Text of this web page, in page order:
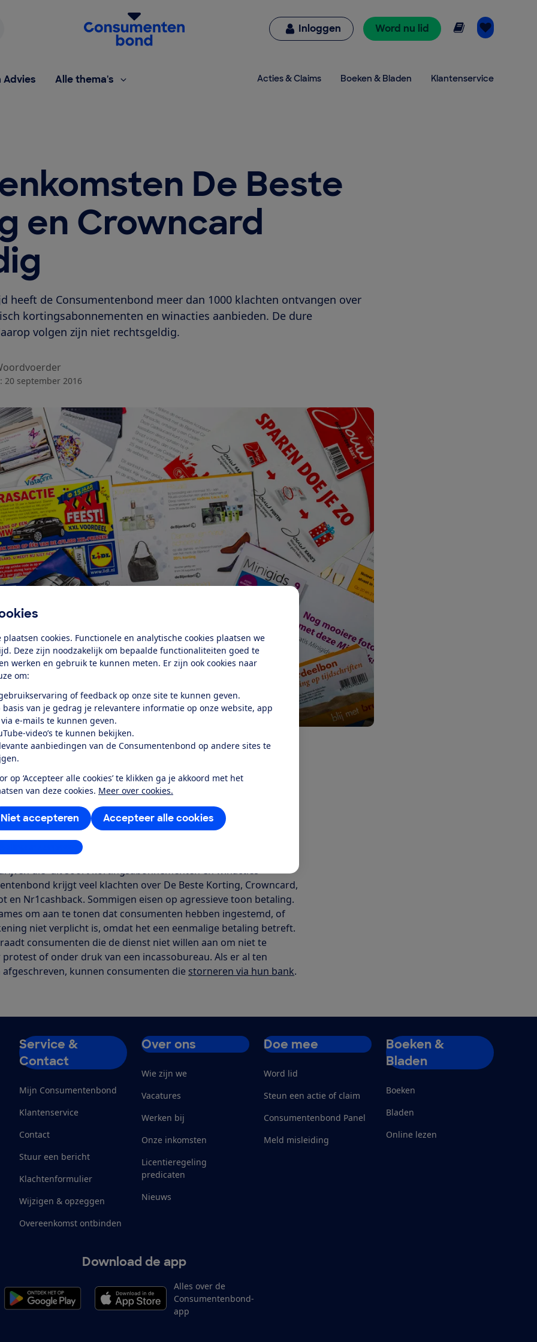
plaatsen cookies. Functionele en analytische cookies plaatsen we
Deze zijn noodzakelijk om bepaalde functionaliteiten goed te
werken en gebruik te kunnen meten. Er zijn ook cookies naar
om:
of feedback op onze site te kunnen geven.
basis van je gedrag je relevantere informatie op onze website, app
e-mails te kunnen geven.
video’s te kunnen bekijken.
aanbiedingen van de Consumentenbond op andere sites te
op ‘Accepteer alle cookies’ te klikken ga je akkoord met het
van deze cookies. Meer over cookies.
Accepteer alle cookies
Niet accepteren
aanpassen
Homepage van de Consumentenbond
Inloggen Word nu lid Online lezen
Advies Alle thema's Acties & Claims Boeken & Bladen Klantenservice
De Beste
en Crowncard
heeft de Consumentenbond meer dan 1000 klachten ontvangen over
kortingsabonnementen en winacties aanbieden. De dure
volgen zijn niet rechtsgeldig.
20 september 2016
met het verhaal dat ze aantrekkelijke kortingen
of reisjes, of mee kunnen doen aan prijsvragen. Vaak
deelname vrijblijvend is, maar vervolgens blijken de
aan een duur abonnement als ze niet binnen de proefperiode
de wet moet een bedrijf na een telefonische aanbod echter
vragen. Zonder dat, is er bij dit soort diensten geen sprake
Gedupeerde consumenten hoeven dus niet te betalen.
die dit soort kortingsabonnementen en winacties
krijgt veel klachten over De Beste Korting, Crowncard,
en Nr1cashback. Sommigen eisen op agressieve toon betaling.
om aan te tonen dat consumenten hebben ingestemd, of
niet verplicht is, omdat het een eenmalige betaling betreft.
consumenten die de dienst niet willen aan om niet te
of onder druk van een incassobureau. Als er al ten
kunnen consumenten die storneren via hun bank.
Service &
Contact
Mijn Consumentenbond
Klantenservice
Contact
Stuur een bericht
Klachtenformulier
Wijzigen & opzeggen
Overeenkomst ontbinden
Over ons
Wie zijn we
Vacatures
Werken bij
Onze inkomsten
Licentieregeling
predicaten
Nieuws
Doe mee
Word lid
Steun een actie of claim
Consumentenbond Panel
Meld misleiding
Boeken &
Bladen
Boeken
Bladen
Online lezen
Download de app
Alles over de
Consumentenbond-
app